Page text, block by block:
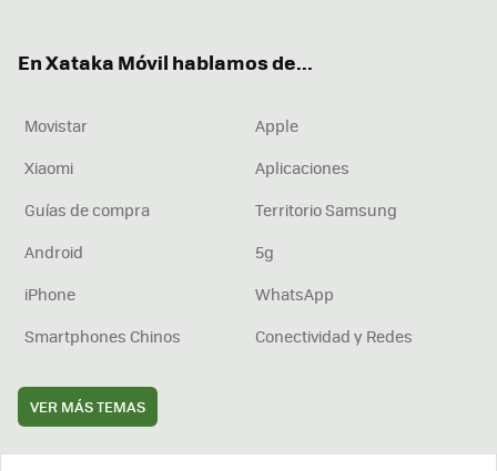
En Xataka Móvil hablamos de...
Movistar
Apple
Xiaomi
Aplicaciones
Guías de compra
Territorio Samsung
Android
5g
iPhone
WhatsApp
Smartphones Chinos
Conectividad y Redes
VER MÁS TEMAS